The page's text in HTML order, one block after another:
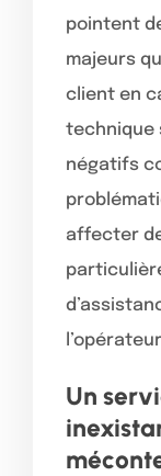
pointent
majeurs
client en
technique
négatifs
affecter
Un